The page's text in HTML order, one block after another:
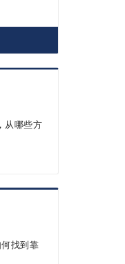
从哪些方
找到靠